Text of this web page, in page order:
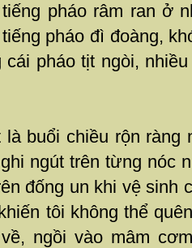
pháo râm ran ở
pháo đì đoàng,
pháo tịt ngòi,
buổi chiều rộn ràng
ngút trên từng nóc
đống un khi vệ sinh
tôi không thể
ngồi vào mâm